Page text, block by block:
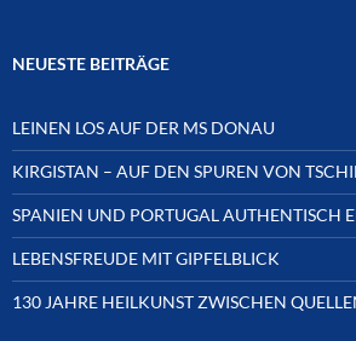
NEUESTE BEITRÄGE
LEINEN LOS AUF DER MS DONAU
KIRGISTAN – AUF DEN SPUREN VON
SPANIEN UND PORTUGAL AUTHENTISCH
LEBENSFREUDE MIT GIPFELBLICK
130 JAHRE HEILKUNST ZWISCHEN